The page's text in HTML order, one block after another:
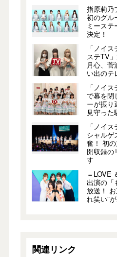
指原莉乃
初のグル
ミース
決定！
「ノイ
ステTV
月心、菅
い出のテ
「ノイ
で幕を閉
ーが振り
見守った
「ノイ
シャルゲ
奮！ 初
開収録の
す
＝LOVE
出演の「
放送！
れ笑い”
関連リンク